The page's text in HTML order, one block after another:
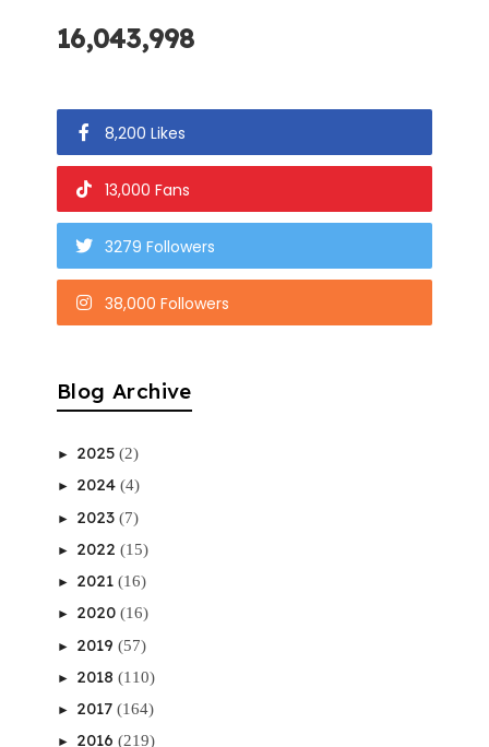
16,043,998
8,200 Likes
13,000 Fans
3279 Followers
38,000 Followers
Blog Archive
► 2025 (2)
► 2024 (4)
► 2023 (7)
► 2022 (15)
► 2021 (16)
► 2020 (16)
► 2019 (57)
► 2018 (110)
► 2017 (164)
► 2016 (219)